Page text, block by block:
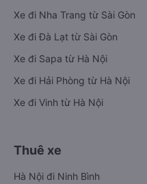
Xe đi Nha Trang từ Sài Gòn
Xe đi Đà Lạt từ Sài Gòn
Xe đi Sapa từ Hà Nội
Xe đi Hải Phòng từ Hà Nội
Xe đi Vinh từ Hà Nội
Thuê xe
Hà Nội đi Ninh Bình